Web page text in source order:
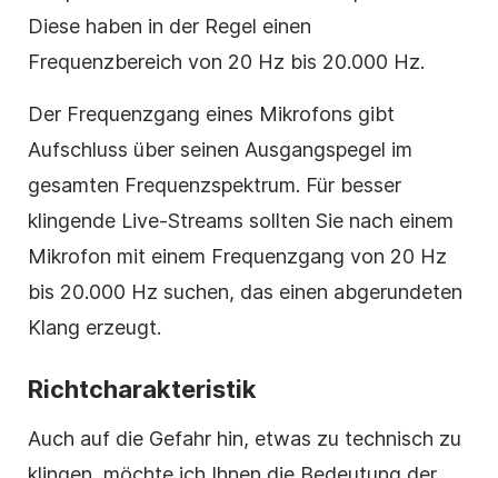
Diese haben in der Regel einen
Frequenzbereich von 20 Hz bis 20.000 Hz.
Der Frequenzgang eines Mikrofons gibt
Aufschluss über seinen Ausgangspegel im
gesamten Frequenzspektrum. Für besser
klingende Live-Streams sollten Sie nach einem
Mikrofon mit einem Frequenzgang von 20 Hz
bis 20.000 Hz suchen, das einen abgerundeten
Klang erzeugt.
Richtcharakteristik
Auch auf die Gefahr hin, etwas zu technisch zu